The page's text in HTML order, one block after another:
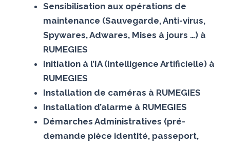
Sensibilisation aux opérations de
maintenance (Sauvegarde, Anti-virus,
Spywares, Adwares, Mises à jours …) à
RUMEGIES
Initiation à l’IA (Intelligence Artificielle) à
RUMEGIES
Installation de caméras à RUMEGIES
Installation d’alarme à RUMEGIES
Démarches Administratives (pré-
demande pièce identité, passeport,